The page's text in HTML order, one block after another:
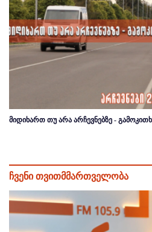
მიდიხართ თუ არა არჩევნებზე -
ჩვენი თვითმმართველობა